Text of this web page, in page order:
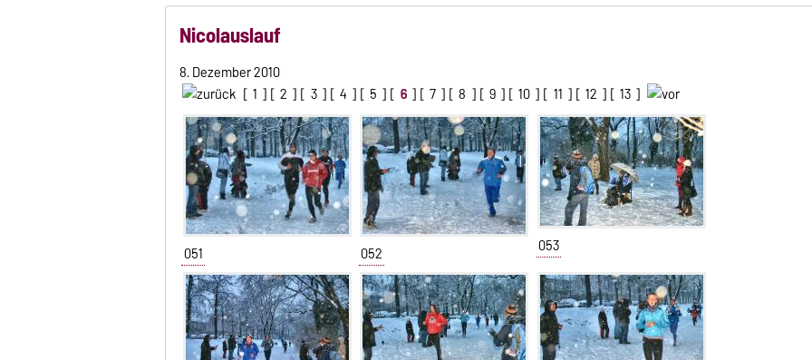
Nicolauslauf
8. Dezember 2010
[ 1 ] [ 2 ] [ 3 ] [ 4 ] [ 5 ] [ 6 ] [ 7 ] [ 8 ] [ 9 ] [ 10 ] [ 11 ] [ 12 ] [ 13 ]
051 052 053